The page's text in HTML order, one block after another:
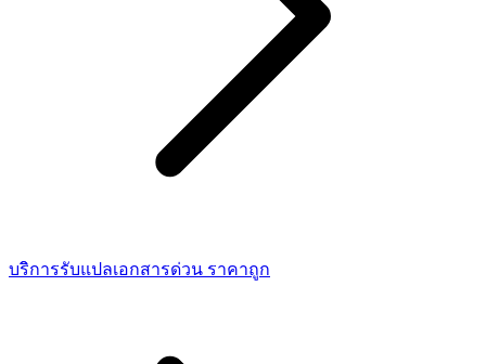
บริการรับแปลเอกสารด่วน ราคาถูก